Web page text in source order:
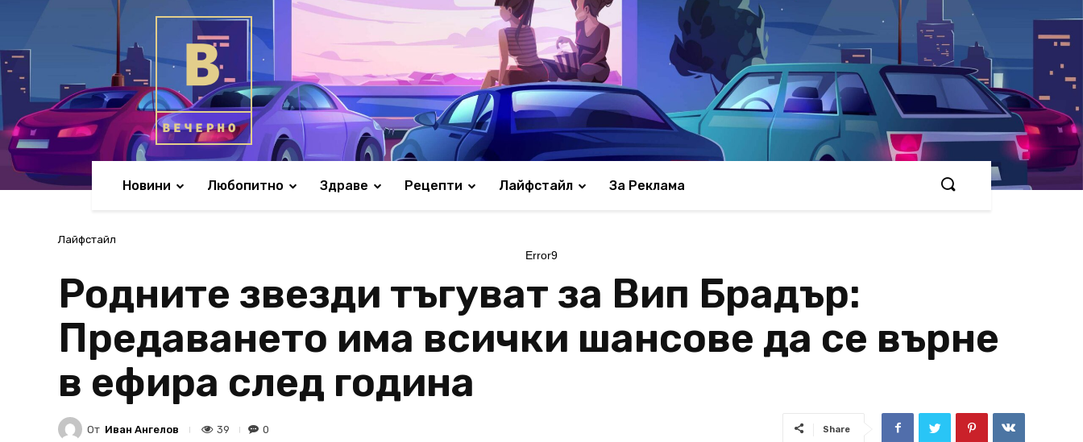
Новини Любопитно Здраве Рецепти Лайфстайл За Реклама
Лайфстайл
Error9
Родните звезди тъгуват за Вип Брадър:
Предаването има всички шансове да се върне
в ефира след година
От Иван Ангелов 39 0 Share